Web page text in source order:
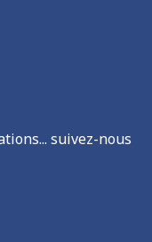
suivez-nous